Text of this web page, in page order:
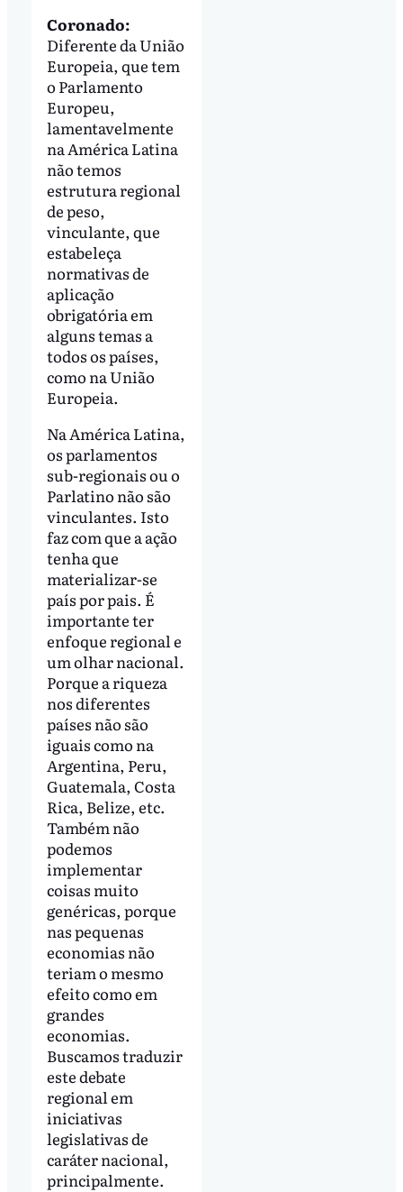
Coronado:
Diferente da União
Europeia, que tem
o Parlamento
Europeu,
lamentavelmente
na América Latina
não temos
estrutura regional
de peso,
vinculante, que
estabeleça
normativas de
aplicação
obrigatória em
alguns temas a
todos os países,
como na União
Europeia.
Na América Latina,
os parlamentos
sub-regionais ou o
Parlatino não são
vinculantes. Isto
faz com que a ação
tenha que
materializar-se
país por pais. É
importante ter
enfoque regional e
um olhar nacional.
Porque a riqueza
nos diferentes
países não são
iguais como na
Argentina, Peru,
Guatemala, Costa
Rica, Belize, etc.
Também não
podemos
implementar
coisas muito
genéricas, porque
nas pequenas
economias não
teriam o mesmo
efeito como em
grandes
economias.
Buscamos traduzir
este debate
regional em
iniciativas
legislativas de
caráter nacional,
principalmente.